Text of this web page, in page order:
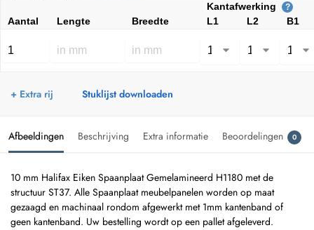
Kantafwerking ?
Aantal Lengte Breedte L1 L2 B1
+ Extra rij Stuklijst downloaden
Afbeeldingen Beschrijving Extra informatie Beoordelingen 0
10 mm Halifax Eiken Spaanplaat Gemelamineerd H1180 met de
structuur ST37. Alle Spaanplaat meubelpanelen worden op maat
gezaagd en machinaal rondom afgewerkt met 1mm kantenband of
geen kantenband. Uw bestelling wordt op een pallet afgeleverd.